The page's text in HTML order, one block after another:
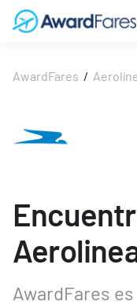
AwardFares /
AwardFares